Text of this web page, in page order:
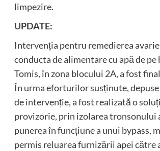
limpezire.
UPDATE:
Intervenția pentru remedierea
conducta de alimentare cu apă de
Tomis, în zona blocului 2A, a fost
În urma eforturilor susținute, depuse
de intervenție, a fost realizată o
provizorie, prin izolarea tronsonului
punerea în funcțiune a unui bypass,
permis reluarea furnizării apei către